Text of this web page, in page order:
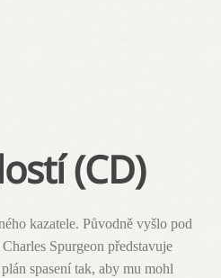
(CD)
kazatele. Původně vyšlo pod
Spurgeon představuje
spasení tak, aby mu mohl